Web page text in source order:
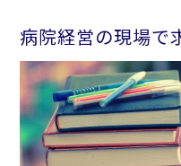
病院経営の現場で